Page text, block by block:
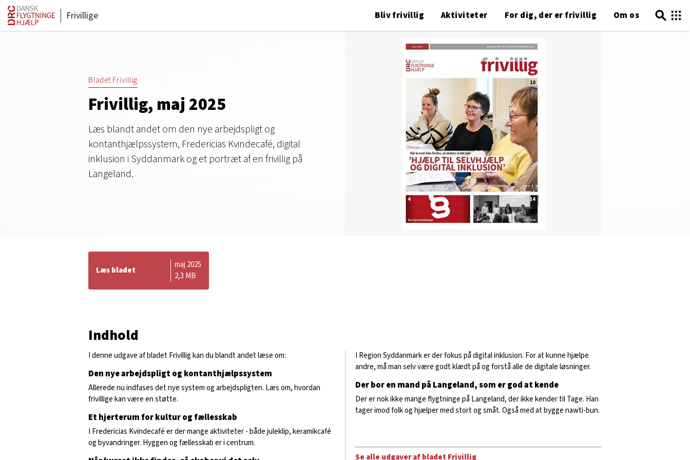
Frivillige Bliv frivillig Aktiviteter For dig, der er frivillig Om os
Bladet Frivillig
Frivillig, maj 2025
Læs blandt andet om den nye arbejdspligt og
kontanthjælpssystem, Fredericias Kvindecafé, digital
inklusion i Syddanmark og et portræt af en frivillig på
Langeland.
Læs bladet
maj 2025
2,3 MB
Indhold
I denne udgave af bladet Frivillig kan du blandt andet læse om:
Den nye arbejdspligt og kontanthjælpssystem
Allerede nu indfases det nye system og arbejdspligten. Læs om, hvordan
frivillige kan være en støtte.
Et hjerterum for kultur og fællesskab
I Fredericias Kvindecafé er der mange aktiviteter - både juleklip, keramikcafé
og byvandringer. Hyggen og fællesskab er i centrum.
I Region Syddanmark er der fokus på digital inklusion. For at kunne hjælpe
andre, må man selv være godt klædt på og forstå alle de digitale løsninger.
Der bor en mand på Langeland, som er god at kende
Der er nok ikke mange flygtninge på Langeland, der ikke kender til Tage. Han
tager imod folk og hjælper med stort og småt. Også med at bygge nawti-bun.
Se alle udgaver af bladet Frivillig